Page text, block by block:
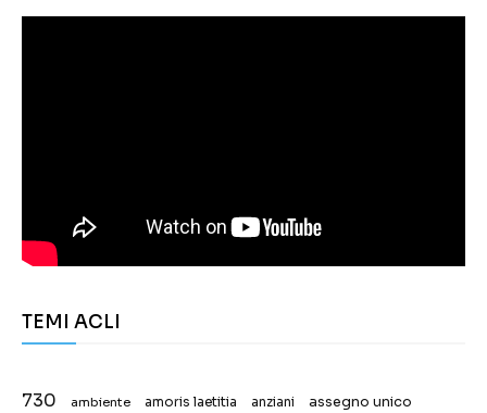
TEMI ACLI
730 ambiente amoris laetitia anziani assegno unico